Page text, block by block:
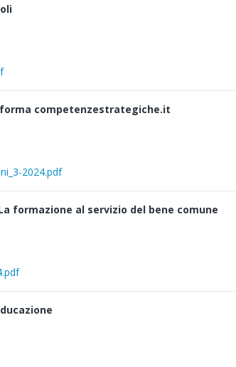
competenzestrategiche.it
2024.pdf
formazione al servizio del bene comune